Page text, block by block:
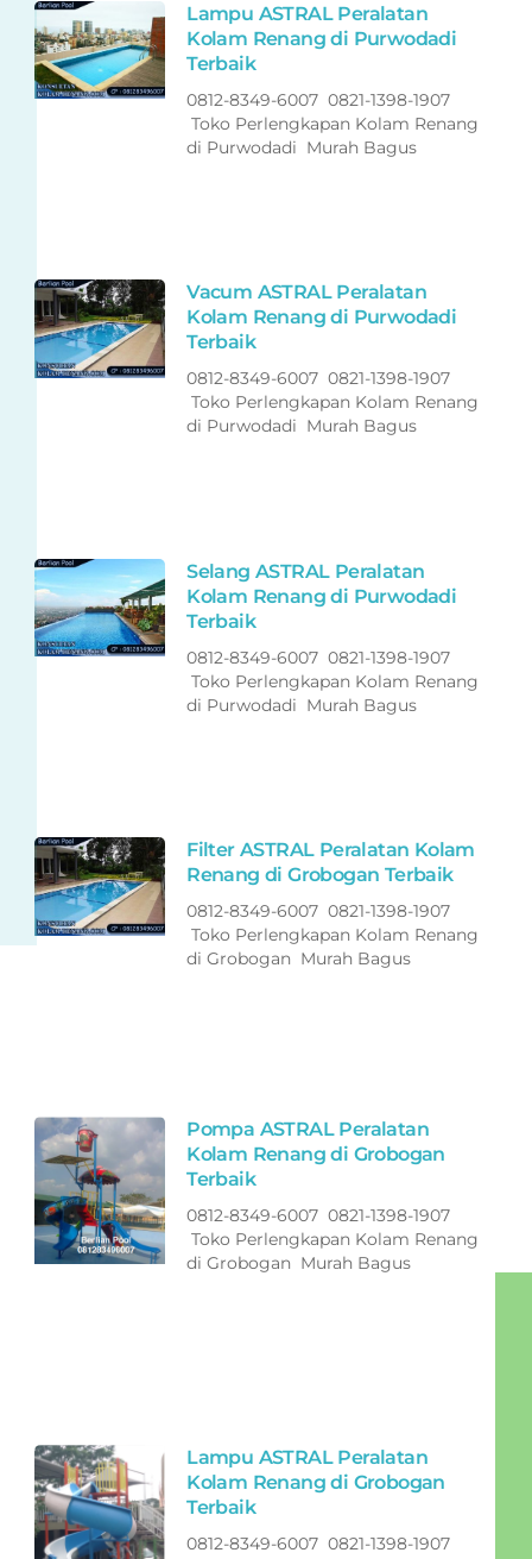
Lampu ASTRAL Peralatan
Kolam Renang di Purwodadi
Terbaik
0812-8349-6007 0821-1398-1907
Toko Perlengkapan Kolam Renang
di Purwodadi Murah Bagus
Vacum ASTRAL Peralatan
Kolam Renang di Purwodadi
Terbaik
0812-8349-6007 0821-1398-1907
Toko Perlengkapan Kolam Renang
di Purwodadi Murah Bagus
Selang ASTRAL Peralatan
Kolam Renang di Purwodadi
Terbaik
0812-8349-6007 0821-1398-1907
Toko Perlengkapan Kolam Renang
di Purwodadi Murah Bagus
Filter ASTRAL Peralatan Kolam
Renang di Grobogan Terbaik
0812-8349-6007 0821-1398-1907
Toko Perlengkapan Kolam Renang
di Grobogan Murah Bagus
Pompa ASTRAL Peralatan
Kolam Renang di Grobogan
Terbaik
0812-8349-6007 0821-1398-1907
Toko Perlengkapan Kolam Renang
di Grobogan Murah Bagus
Lampu ASTRAL Peralatan
Kolam Renang di Grobogan
Terbaik
0812-8349-6007 0821-1398-1907